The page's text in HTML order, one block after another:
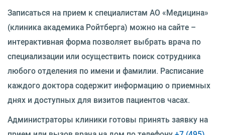
Записаться на прием к специалистам АО «Медицина»
(клиника академика Ройтберга) можно на сайте –
интерактивная форма позволяет выбрать врача по
специализации или осуществить поиск сотрудника
любого отделения по имени и фамилии. Расписание
каждого доктора содержит информацию о приемных
днях и доступных для визитов пациентов часах.
Администраторы клиники готовы принять заявку на